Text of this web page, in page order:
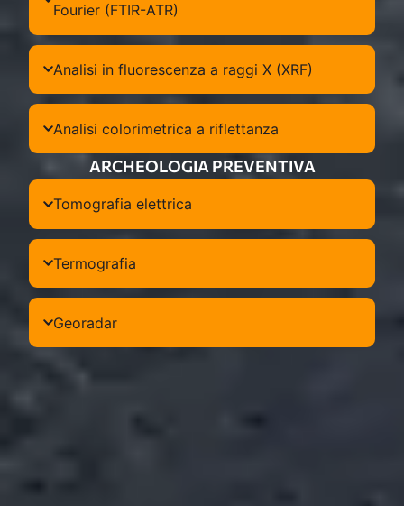
Fourier (FTIR-ATR)
Analisi in fluorescenza a raggi X (XRF)
Analisi colorimetrica a riflettanza
ARCHEOLOGIA PREVENTIVA
Tomografia elettrica
Termografia
Georadar